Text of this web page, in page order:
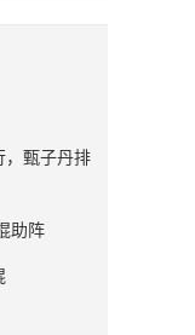
运快的》
，甄子丹排
助阵